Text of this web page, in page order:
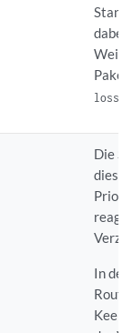
dabei
loss
Die
In der